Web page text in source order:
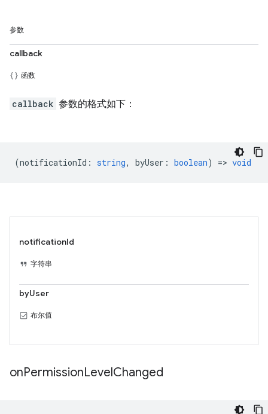
参数
callback
函数
callback 参数的格式如下：
(notificationId : string, byUser : boolean) => void
notificationId
字符串
byUser
布尔值
onPermissionLevelChanged